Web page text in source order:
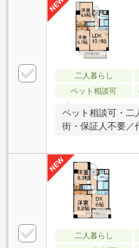
二人暮らし
ペット相談可
ペット相談可・二
街・保証人不要／
二人暮らし